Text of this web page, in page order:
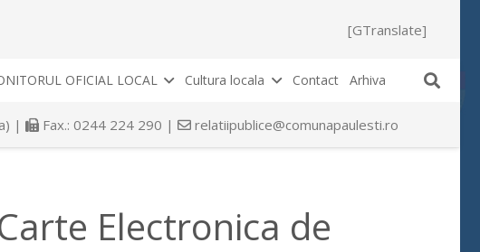
[GTranslate]
OFICIAL LOCAL Cultura locala Contact Arhiva
| Fax.: 0244 224 290 | relatiipublice@comunapaulesti.ro
Electronica de